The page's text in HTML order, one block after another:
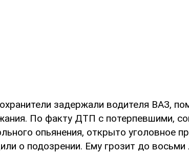
задержали водителя ВАЗ,
По факту ДТП с потерпевшими,
опьянения, открыто уголовное
о подозрении. Ему грозит до